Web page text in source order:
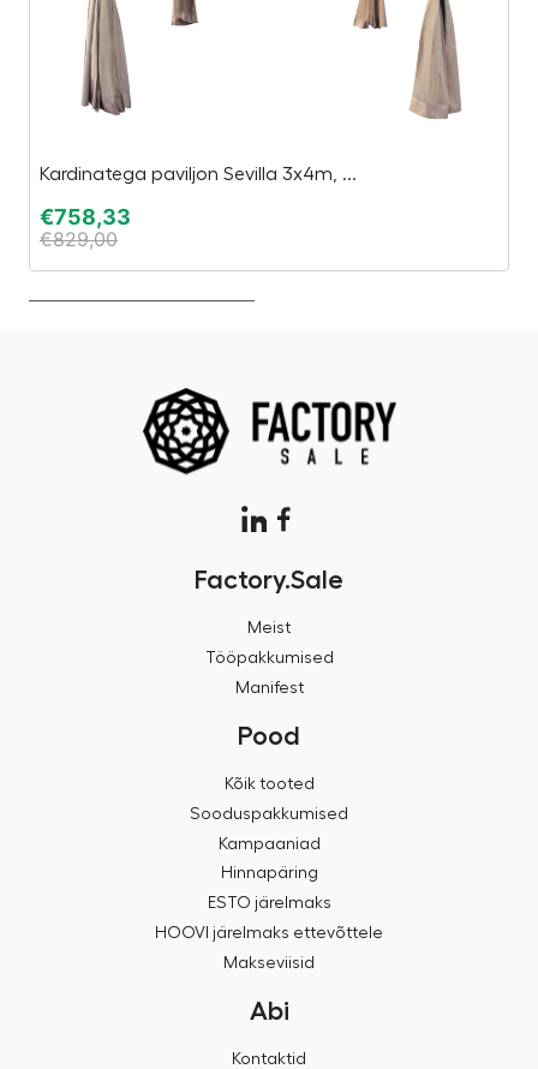
Kardinatega paviljon Sevilla 3x4m, ...
€758,33
€829,00
Factory.Sale
Meist
Tööpakkumised
Manifest
Pood
Kõik tooted
Sooduspakkumised
Kampaaniad
Hinnapäring
ESTO järelmaks
HOOVI järelmaks ettevõttele
Makseviisid
Abi
Kontaktid